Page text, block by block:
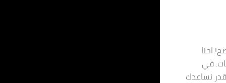
احنا
في
نساعدك